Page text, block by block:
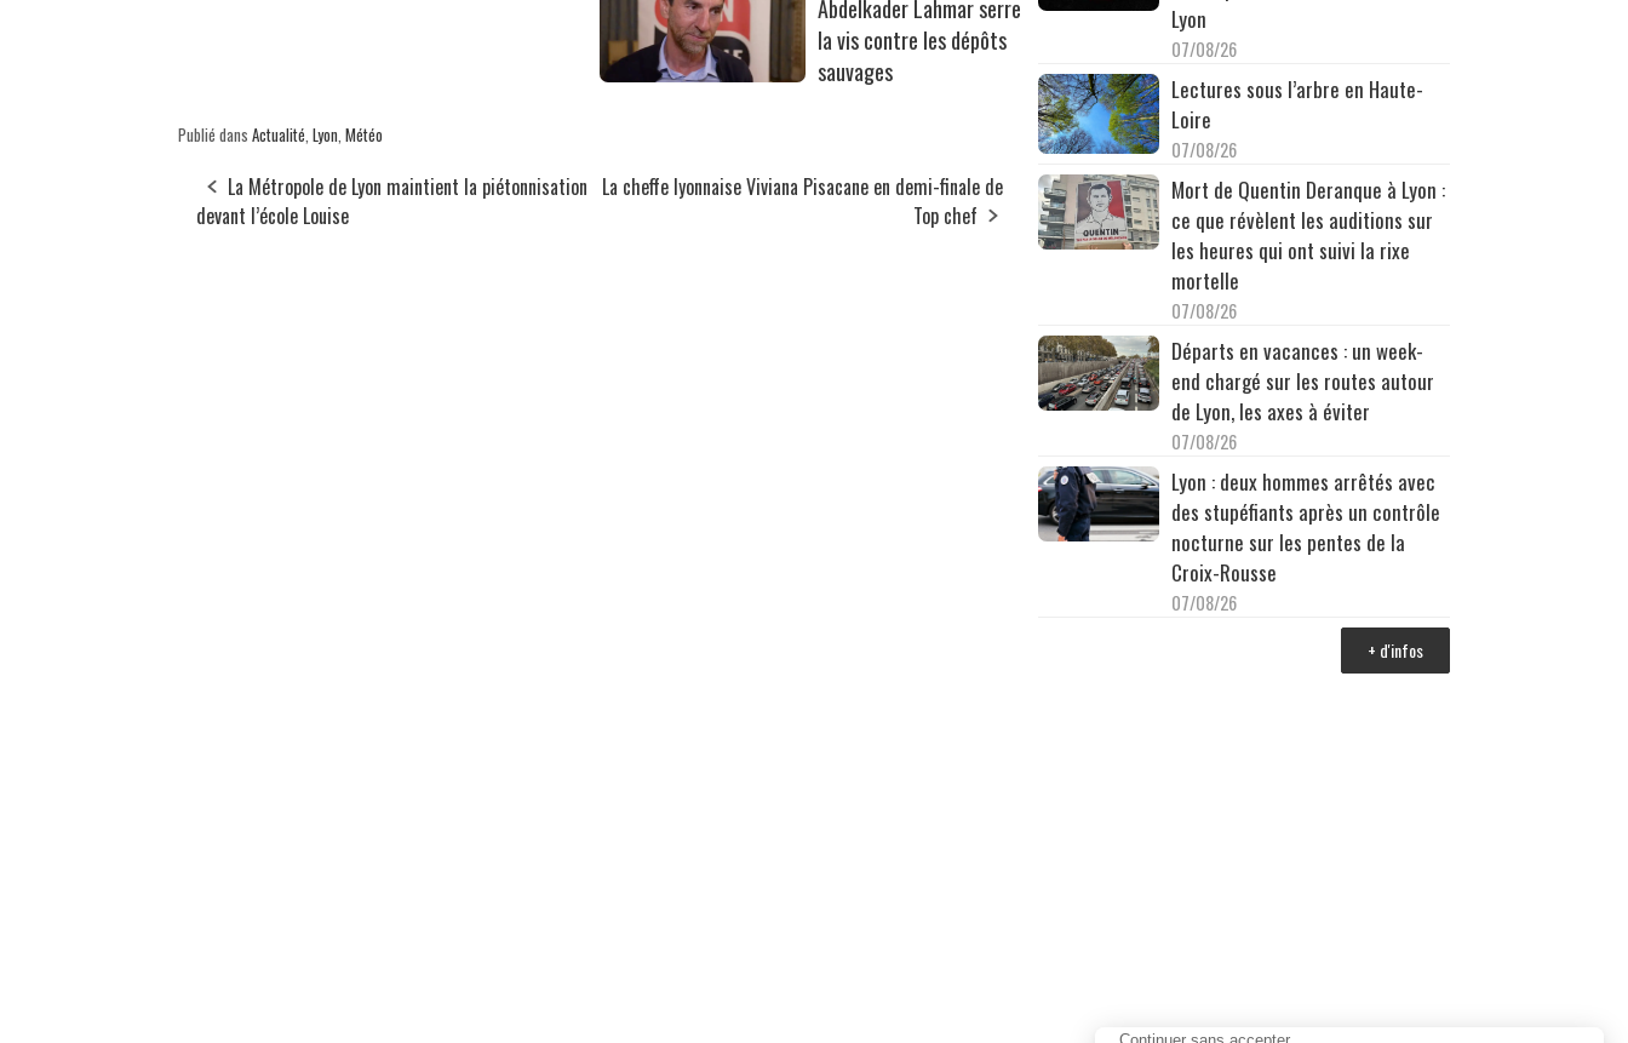
Abdelkader Lahmar serre
la vis contre les dépôts
sauvages
Publié dans Actualité Lyon Météo
La Métropole de Lyon maintient la piétonnisation
devant l’école Louise
La cheffe lyonnaise Viviana Pisacane en demi-finale de
Top chef
Lyon
07/08/26
Lectures sous l’arbre en Haute-
Loire
07/08/26
Mort de Quentin Deranque à Lyon :
ce que révèlent les auditions sur
les heures qui ont suivi la rixe
mortelle
07/08/26
Départs en vacances : un week-
end chargé sur les routes autour
de Lyon, les axes à éviter
07/08/26
Lyon : deux hommes arrêtés avec
des stupéfiants après un contrôle
nocturne sur les pentes de la
Croix-Rousse
07/08/26
+ d'infos